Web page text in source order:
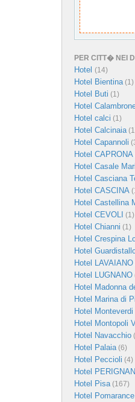
PER CITT� NEI
Hotel (14)
Hotel Bientina(1)
Hotel Buti (1)
Hotel
Hotel calci (1)
Hotel Calcinaia
Hotel Capannoli
Hotel CAPRONA
Hotel Casale
Hotel Casciana
Hotel CASCINA
Hotel Castellina
Hotel CEVOLI (1)
Hotel Chianni (1)
Hotel Crespina
Hotel
Hotel LAVAIANO
Hotel LUGNANO
Hotel Madonna
Hotel Marina di
Hotel
Hotel Montopoli
Hotel Navacchio
Hotel Palaia(6)
Hotel Peccioli (4)
Hotel
Hotel Pisa(167)
Hotel Pomarance